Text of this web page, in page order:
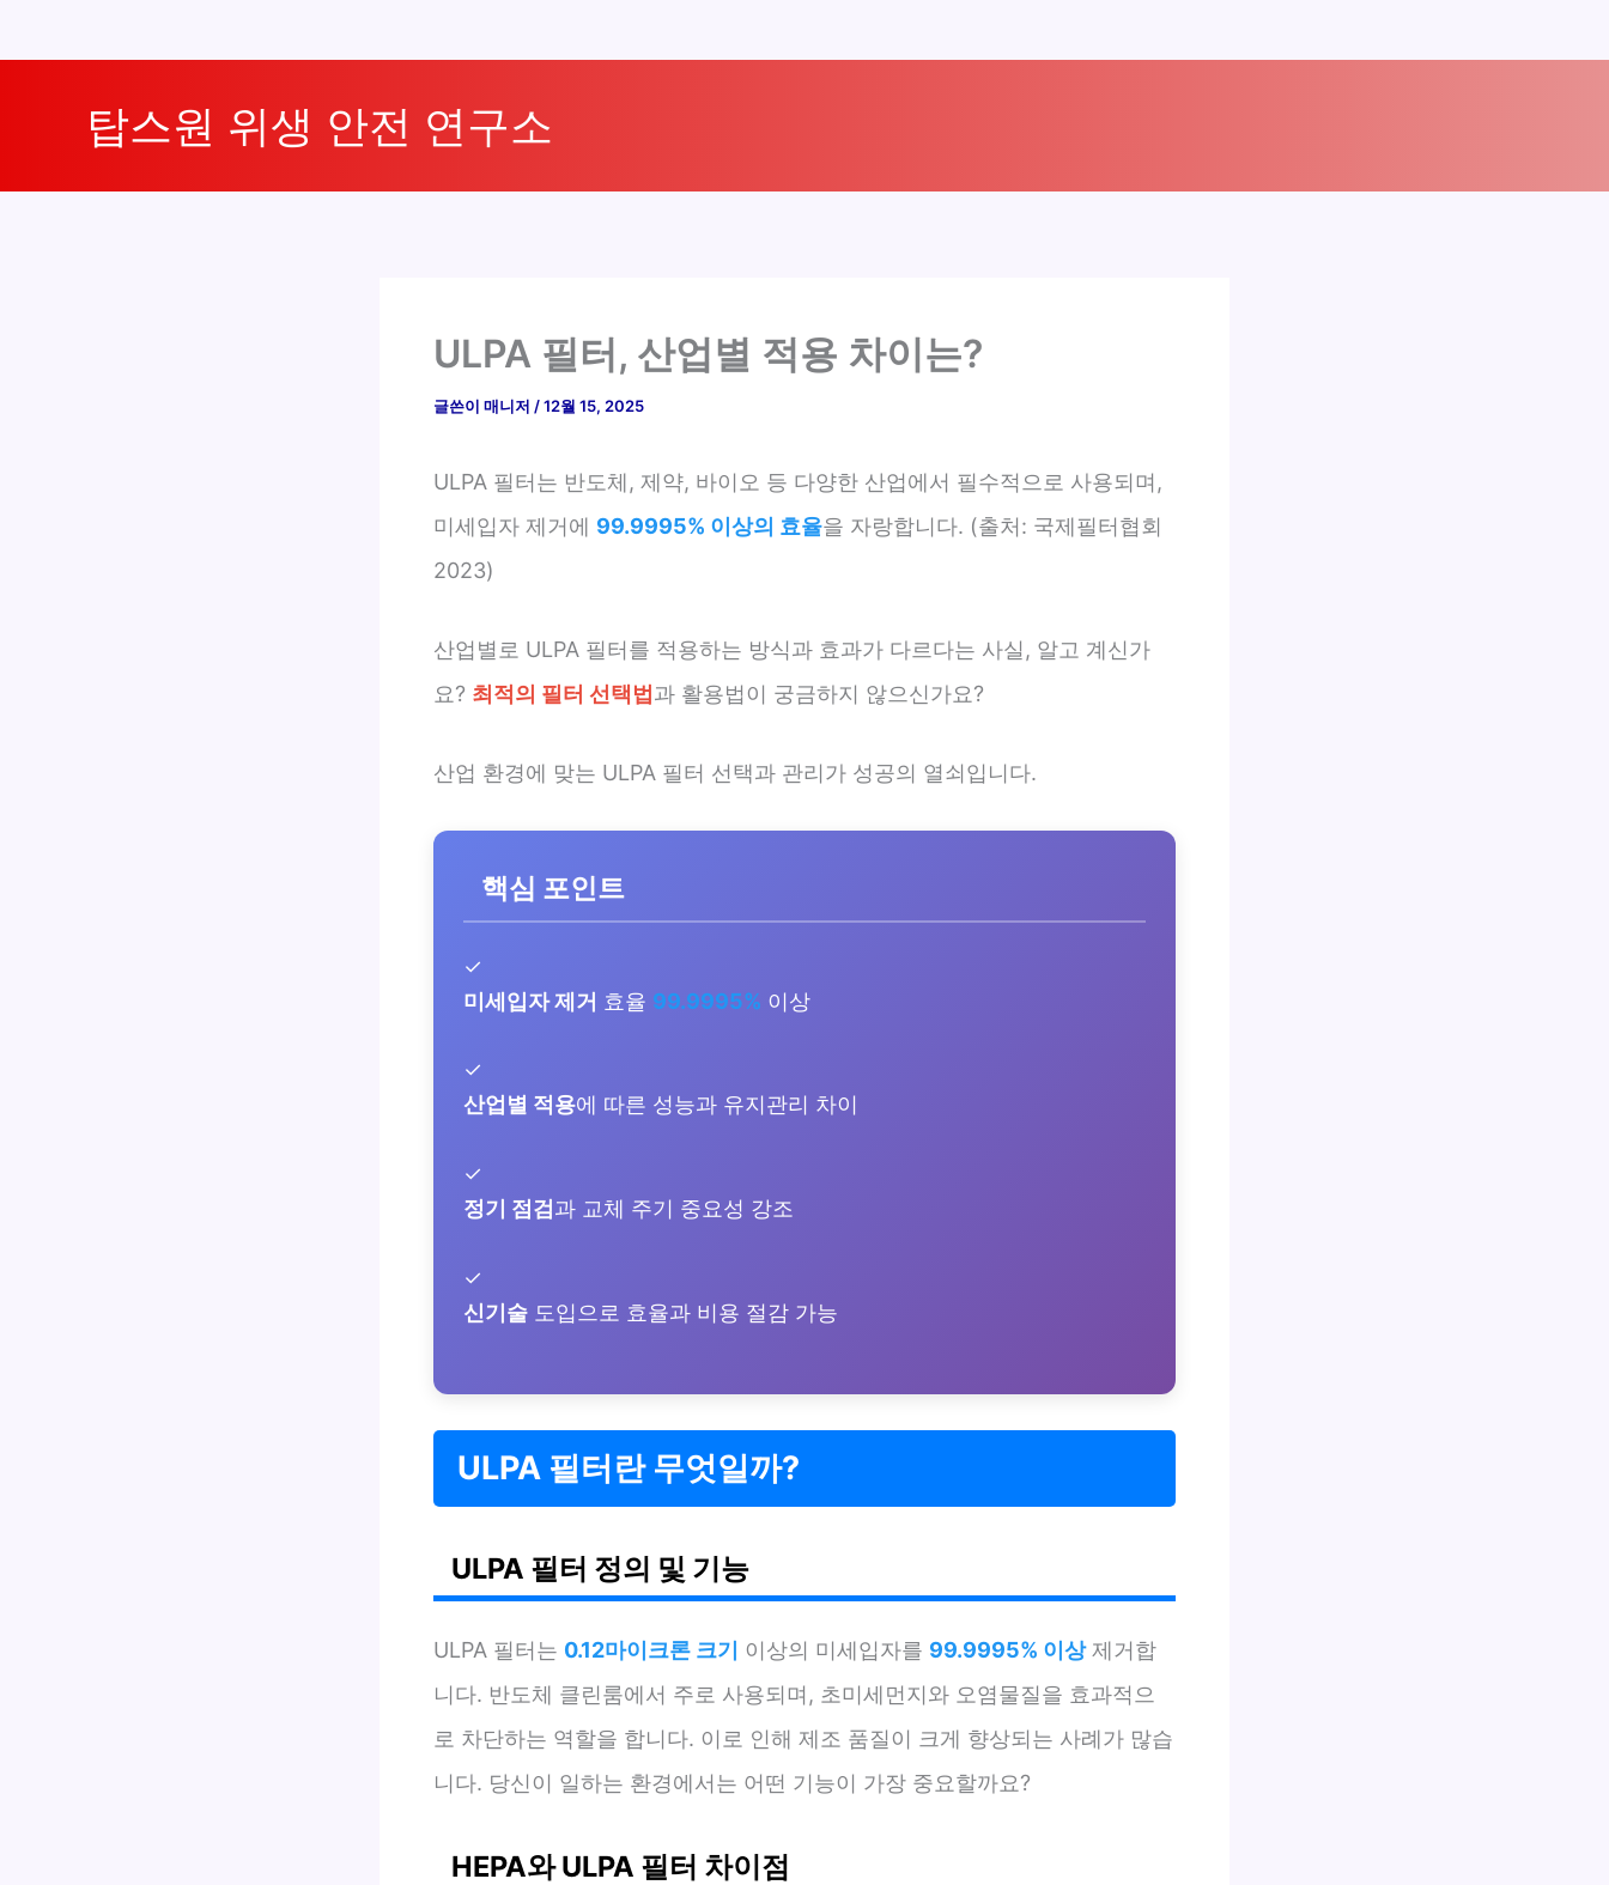
탑스원 위생 안전 연구소
ULPA 필터, 산업별 적용 차이는?
글쓴이 매니저 /12월 15, 2025
ULPA 필터는 반도체, 제약, 바이오 등 다양한 산업에서 필수적으로 사용되며,
미세입자 제거에 99.9995% 이상의 효율을 자랑합니다. (출처: 국제필터협회
2023)
산업별로 ULPA 필터를 적용하는 방식과 효과가 다르다는 사실, 알고 계신가
요? 최적의 필터 선택법과 활용법이 궁금하지 않으신가요?
산업 환경에 맞는 ULPA 필터 선택과 관리가 성공의 열쇠입니다.
핵심 포인트
✓
미세입자 제거 효율 99.9995% 이상
✓
산업별 적용에 따른 성능과 유지관리 차이
✓
정기 점검 과 교체 주기 중요성 강조
✓
신기술 도입으로 효율과 비용 절감 가능
ULPA 필터란 무엇일까?
ULPA 필터 정의 및 기능
ULPA 필터는 0.12마이크론 크기 이상의 미세입자를 99.9995% 이상제거합
니다. 반도체 클린룸에서 주로 사용되며, 초미세먼지와 오염물질을 효과적으
로 차단하는 역할을 합니다. 이로 인해 제조 품질이 크게 향상되는 사례가 많습
니다. 당신이 일하는 환경에서는 어떤 기능이 가장 중요할까요?
HEPA와 ULPA 필터 차이점